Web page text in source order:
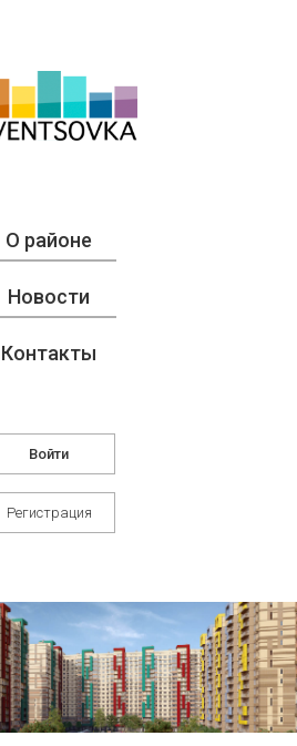
О районе
Новости
Контакты
Войти
Регистрация